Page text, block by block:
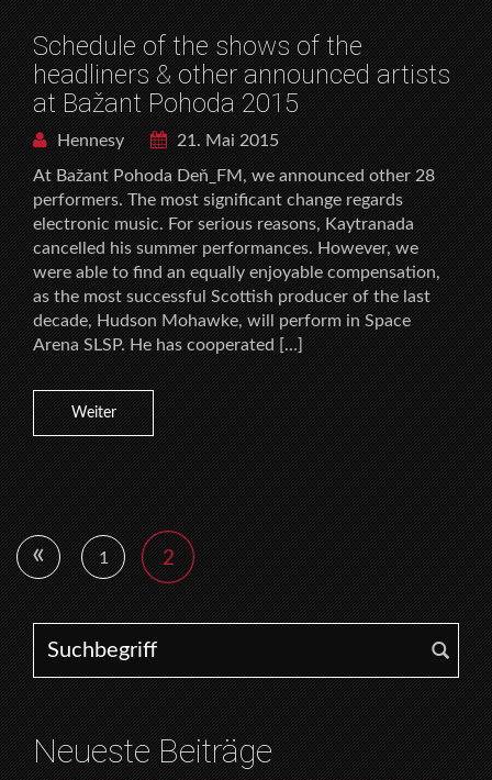
Schedule of the shows of the
headliners & other announced artists
at Bažant Pohoda 2015
Hennesy
21. Mai 2015
At Bažant Pohoda Deň_FM, we announced other 28
performers. The most significant change regards
electronic music. For serious reasons, Kaytranada
cancelled his summer performances. However, we
were able to find an equally enjoyable compensation,
as the most successful Scottish producer of the last
decade, Hudson Mohawke, will perform in Space
Arena SLSP. He has cooperated […]
Weiter
« 1 2
Search for:
Neueste Beiträge